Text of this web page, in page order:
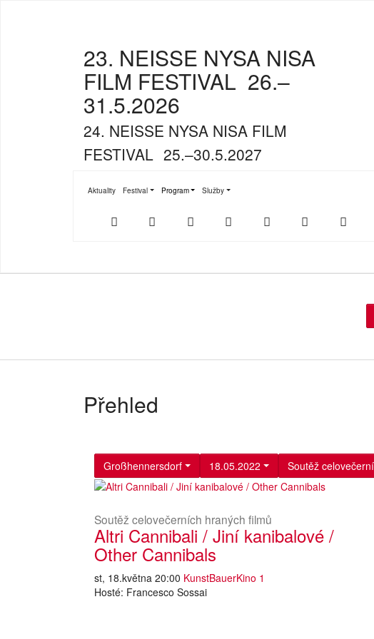
23. NEISSE NYSA NISA
FILM FESTIVAL 26.–
31.5.2026
24. NEISSE NYSA NISA FILM
FESTIVAL 25.–30.5.2027
Aktuality Festival
Submenu for "Festival"
Program
Submenu for "Program"
Služby
Submenu for "Služby"
Store
Play
Youtube Facebook Twitter
Přehled
Großhennersdorf 18.05.2022 Soutěž
Soutěž celovečerních hraných filmů
Altri Cannibali / Jiní kanibalové /
Other Cannibals
st, 18.května 20:00 KunstBauerKino 1
Hosté: Francesco Sossai